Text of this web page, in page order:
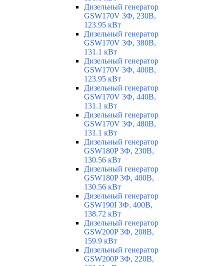
Дизельный генератор
GSW170V 3Ф, 230В,
123.95 кВт
Дизельный генератор
GSW170V 3Ф, 380В,
131.1 кВт
Дизельный генератор
GSW170V 3Ф, 400В,
123.95 кВт
Дизельный генератор
GSW170V 3Ф, 440В,
131.1 кВт
Дизельный генератор
GSW170V 3Ф, 480В,
131.1 кВт
Дизельный генератор
GSW180P 3Ф, 230В,
130.56 кВт
Дизельный генератор
GSW180P 3Ф, 400В,
130.56 кВт
Дизельный генератор
GSW190I 3Ф, 400В,
138.72 кВт
Дизельный генератор
GSW200P 3Ф, 208В,
159.9 кВт
Дизельный генератор
GSW200P 3Ф, 220В,